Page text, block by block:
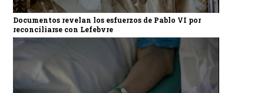
Documentos revelan los esfuerzos de Pablo VI por
reconciliarse con Lefebvre